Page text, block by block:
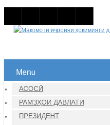
Menu
АСОСӢ
РАМЗҲОИ ДАВЛАТӢ
ПРЕЗИДЕНТ